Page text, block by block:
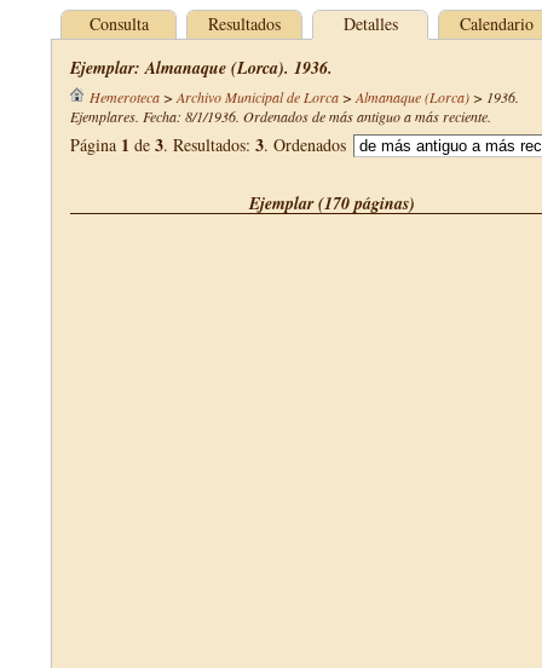
Consulta Resultados Detalles Calendario
Ejemplar: Almanaque (Lorca). 1936.
Hemeroteca> Archivo Municipal de Lorca> Almanaque (Lorca)> 1936.
Ejemplares. Fecha: 8/1/1936. Ordenados de más antiguo a más reciente.
Página 1 de 3. Resultados: 3. Ordenados
Ejemplar (170 páginas)